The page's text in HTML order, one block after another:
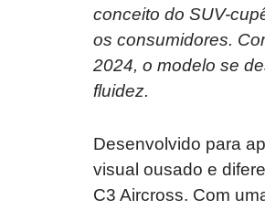
conceito do SUV-
os consumidores.
2024, o modelo se
fluidez.
Desenvolvido para
visual ousado e
C3 Aircross. Com